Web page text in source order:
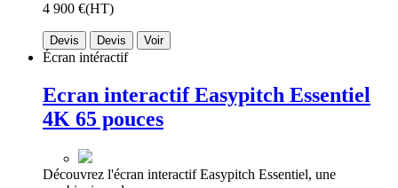
4 900 €(HT)
Devis Devis Voir
Écran intéractif
Ecran interactif Easypitch Essentiel
4K 65 pouces
Découvrez l'écran interactif Easypitch Essentiel, une